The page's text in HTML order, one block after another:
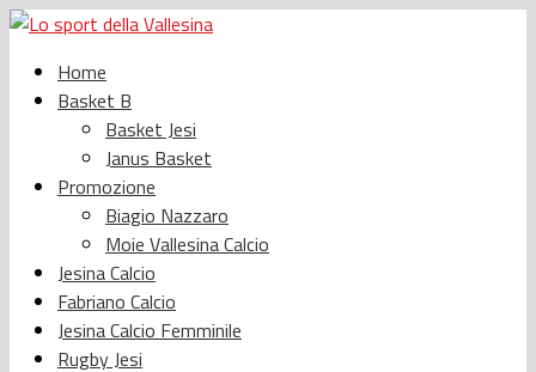
Home
Basket B
Basket Jesi
Janus Basket
Promozione
Biagio Nazzaro
Moie Vallesina Calcio
Jesina Calcio
Fabriano Calcio
Jesina Calcio Femminile
Rugby Jesi